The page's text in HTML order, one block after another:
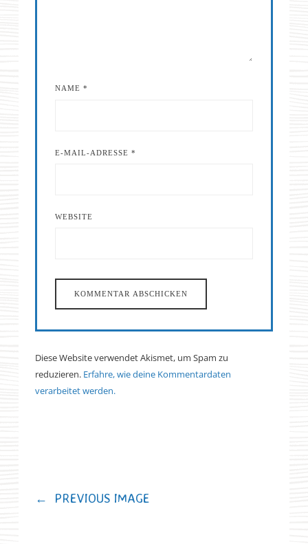
NAME *
E-MAIL-ADRESSE *
WEBSITE
Diese Website verwendet Akismet, um Spam zu
reduzieren. Erfahre, wie deine Kommentardaten
verarbeitet werden.
← PREVIOUS IMAGE